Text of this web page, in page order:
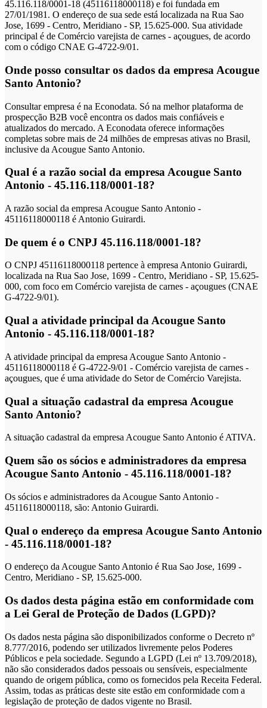
45.116.118/0001-18 (45116118000118) e foi fundada em
27/01/1981. O endereço de sua sede está localizada na Rua Sao
Jose, 1699 - Centro, Meridiano - SP, 15.625-000. Sua atividade
principal é de Comércio varejista de carnes - açougues, de acordo
com o código CNAE G-4722-9/01.
Onde posso consultar os dados da empresa Acougue
Santo Antonio?
Consultar empresa é na Econodata. Só na melhor plataforma de
prospecção B2B você encontra os dados mais confiáveis e
atualizados do mercado. A Econodata oferece informações
completas sobre mais de 24 milhões de empresas ativas no Brasil,
inclusive da Acougue Santo Antonio.
Qual é a razão social da empresa Acougue Santo
Antonio - 45.116.118/0001-18?
A razão social da empresa Acougue Santo Antonio -
45116118000118 é Antonio Guirardi.
De quem é o CNPJ 45.116.118/0001-18?
O CNPJ 45116118000118 pertence à empresa Antonio Guirardi,
localizada na Rua Sao Jose, 1699 - Centro, Meridiano - SP, 15.625-
000, com foco em Comércio varejista de carnes - açougues (CNAE
G-4722-9/01).
Qual a atividade principal da Acougue Santo
Antonio - 45.116.118/0001-18?
A atividade principal da empresa Acougue Santo Antonio -
45116118000118 é G-4722-9/01 - Comércio varejista de carnes -
açougues, que é uma atividade do Setor de Comércio Varejista.
Qual a situação cadastral da empresa Acougue
Santo Antonio?
A situação cadastral da empresa Acougue Santo Antonio é ATIVA.
Quem são os sócios e administradores da empresa
Acougue Santo Antonio - 45.116.118/0001-18?
Os sócios e administradores da Acougue Santo Antonio -
45116118000118, são: Antonio Guirardi.
Qual o endereço da empresa Acougue Santo Antonio
- 45.116.118/0001-18?
O endereço da Acougue Santo Antonio é Rua Sao Jose, 1699 -
Centro, Meridiano - SP, 15.625-000.
Os dados desta página estão em conformidade com
a Lei Geral de Proteção de Dados (LGPD)?
Os dados nesta página são disponibilizados conforme o Decreto nº
8.777/2016, podendo ser utilizados livremente pelos Poderes
Públicos e pela sociedade. Segundo a LGPD (Lei nº 13.709/2018),
não são considerados dados pessoais ou sensíveis, especialmente
quando de origem pública, como os fornecidos pela Receita Federal.
Assim, todas as práticas deste site estão em conformidade com a
legislação de proteção de dados vigente no Brasil.